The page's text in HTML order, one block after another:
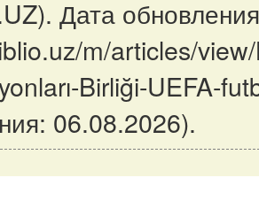
Дата
m/articles/view/
Birliği-UEFA-
06.08.2026).